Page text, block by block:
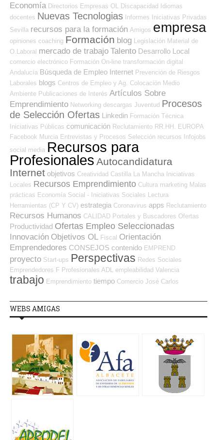
Economía Directorios Empresas OL Discapacidad Idiomas
docentes Nuevas Tecnologias Informes Iniciativas Privadas
Sevilla recursos para la formación Amigos empresa
opiniones coaching Formación blog Legislación Material de
O.Laboral mercado de trabajo Talento Desarrollo Local
comercio electrónico Formación On-line transformación digital
Andalucía Búsqueda de Empleo Internet Prevención de Riesgos
Laborales blogs Centros de Empleo y Ag. Colocación Medio
Ambiente Publicaciones de Interés Artículos Sobre
Emprendimiento Networking descargas Juventud Procesos
de Selección Ofertas Linkedin Formación Técnica
Iniciativas Públicas comunicación Reclutamiento RR.HH.
EUROPA
Facebook Murcia Entrevistas y Procesos Selección recursos Infojobs
social media Recursos para
Profesionales Autocandidatura
Internet objetivos Creatividad Castilla La Mancha Iniciativas
Locales Recursos Emprendimiento Cultura marketing Malas
prácticas Economía Social - Iniciativas Sociales Lectura
Herramientas (CP Y CV) estrategia Coronavirus apps Reclutamiento
Recursos Humanos CALIDAD Portales y Buscadores Ofertas
Productividad Ofertas Empleo Seleccionadas
Innovación Objetivos OL Fiscal Orientación
Emprendedores CONSEJOS contenido EMPREND
proyecto Start-ups Perspectivas Redes Sociales
Emprendedores F Profesionales ADL empleabilidad Valencia
trabajo Emprendimiento tiempo Comercio José Carlos
WEBS AMIGAS